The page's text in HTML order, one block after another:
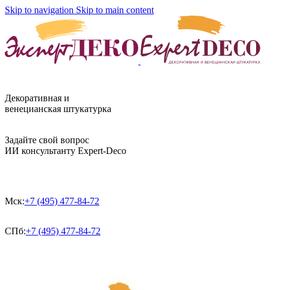
Skip to navigation Skip to main content
Декоративная и
венецианская штукатурка
Задайте свой вопрос
ИИ консультанту Expert-Deco
Мск:+7 (495) 477-84-72
СПб:+7 (495) 477-84-72